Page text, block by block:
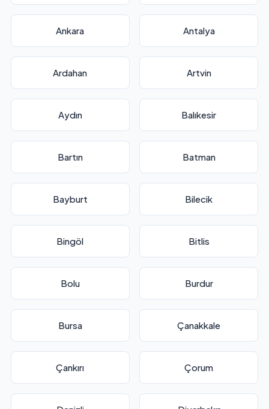
Ankara Antalya
Ardahan Artvin
Aydın Balıkesir
Bartın Batman
Bayburt Bilecik
Bingöl Bitlis
Bolu Burdur
Bursa Çanakkale
Çankırı Çorum